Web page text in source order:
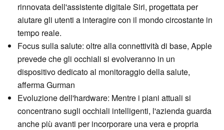
rinnovata dell'assistente digitale Siri, progettata per
aiutare gli utenti a interagire con il mondo circostante in
tempo reale.
Focus sulla salute: oltre alla connettività di base, Apple
prevede che gli occhiali si evolveranno in un
dispositivo dedicato al monitoraggio della salute,
afferma Gurman
Evoluzione dell'hardware: Mentre i piani attuali si
concentrano sugli occhiali intelligenti, l'azienda guarda
anche più avanti per incorporare una vera e propria